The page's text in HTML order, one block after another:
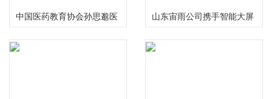
中国医药教育协会孙思邈医
德传承工作委员会大型义诊
山东宙雨公司携手智能大屏
IPTV在2024年春晚给大家拜